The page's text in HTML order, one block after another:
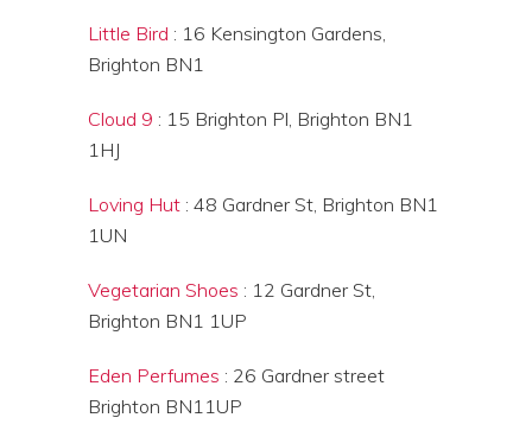
Little Bird : 16 Kensington Gardens,
Brighton BN1
Cloud 9 : 15 Brighton Pl, Brighton BN1
1HJ
Loving Hut : 48 Gardner St, Brighton BN1
1UN
Vegetarian Shoes : 12 Gardner St,
Brighton BN1 1UP
Eden Perfumes : 26 Gardner street
Brighton BN11UP